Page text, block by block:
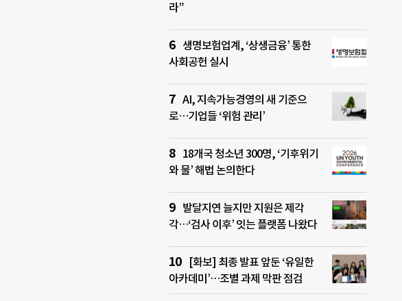
라”
생명보험업계, ‘상생금융’ 통한
사회공헌 실시
AI, 지속가능경영의 새 기준으
로…기업들 ‘위험 관리’
18개국 청소년 300명, ‘기후위기
와 물’ 해법 논의한다
발달지연 늘지만 지원은 제각
각…‘검사 이후’ 잇는 플랫폼 나왔다
[화보] 최종 발표 앞둔 ‘유일한
아카데미’…조별 과제 막판 점검